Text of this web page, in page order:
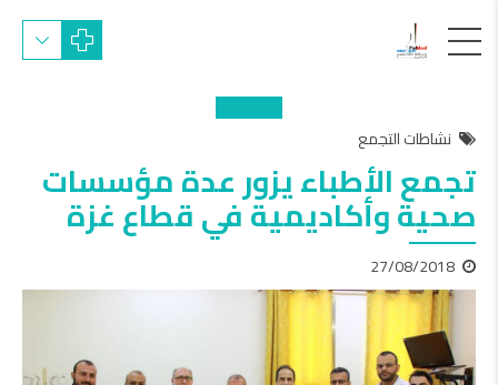
نشاطات التجمع
تجمع الأطباء يزور عدة مؤسسات
صحية وأكاديمية في قطاع غزة
27/08/2018